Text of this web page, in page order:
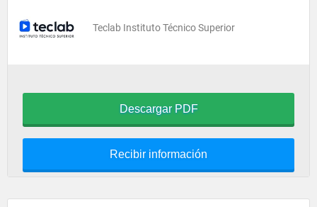
Teclab Instituto Técnico Superior
Descargar PDF
Recibir información